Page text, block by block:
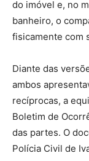
do imóvel e, no
banheiro, o
fisicamente com
Diante das
ambos
recíprocas, a
Boletim de
das partes. O
Polícia Civil de